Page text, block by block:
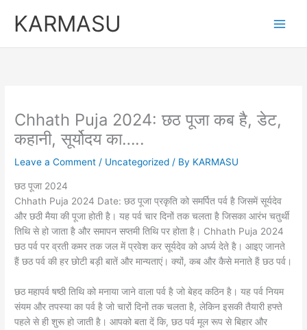
KARMASU
Chhath Puja 2024: छठ पूजा कब है, डेट,
कहानी, सूर्योदय का…..
Leave a Comment / Uncategorized / By KARMASU
छठ पूजा 2024
Chhath Puja 2024 Date: छठ पूजा प्रकृति को समर्पित पर्व है जिसमें सूर्यदेव
और छठी मैया की पूजा होती है। यह पर्व चार दिनों तक चलता है जिसका आरंभ चतुर्थी
तिथि से हो जाता है और समापन सप्तमी तिथि पर होता है। Chhath Puja 2024
छठ पर्व पर व्रती कमर तक जल में प्रवेश कर सूर्यदेव को अर्घ्य देते है। आइए जानते
हैं छठ पर्व की हर छोटी बड़ी बातें और मान्यताएं। क्यों, कब और कैसे मनाते हैं छठ पर्व।
छठ महापर्व षष्ठी तिथि को मनाया जाने वाला पर्व है जो बेहद कठिन है। यह पर्व नियम
संयम और तपस्या का पर्व है जो चारों दिनों तक चलता है, लेकिन इसकी तैयारी हफ्ते
पहले से ही शुरू हो जाती है। आपको बता दें कि, छठ पर्व मूल रूप से बिहार और